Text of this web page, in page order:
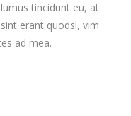
tincidunt eu, at
erant quodsi, vim
ad mea.